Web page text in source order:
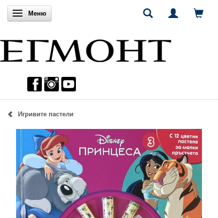
Включи навигацията
Меню
Игривите пастели